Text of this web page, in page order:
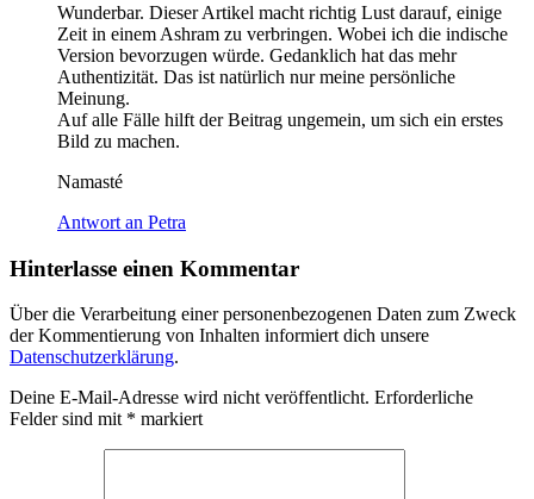
Wunderbar. Dieser Artikel macht richtig Lust darauf, einige
Zeit in einem Ashram zu verbringen. Wobei ich die indische
Version bevorzugen würde. Gedanklich hat das mehr
Authentizität. Das ist natürlich nur meine persönliche
Meinung.
Auf alle Fälle hilft der Beitrag ungemein, um sich ein erstes
Bild zu machen.
Namasté
Antwort an Petra
Hinterlasse einen Kommentar
Über die Verarbeitung einer personenbezogenen Daten zum Zweck
der Kommentierung von Inhalten informiert dich unsere
Datenschutzerklärung.
Deine E-Mail-Adresse wird nicht veröffentlicht. Erforderliche
Felder sind mit * markiert